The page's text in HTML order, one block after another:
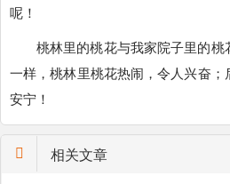
呢！
桃林里的桃花与我家院子里的
一样，桃林里桃花热闹，令人兴奋；
安宁！
相关文章